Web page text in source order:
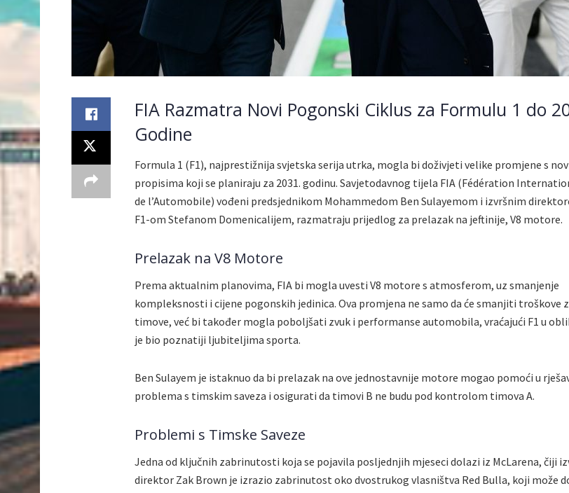
FIA Razmatra Novi Pogonski Ciklus za Formulu 1 do
Godine
Formula 1 (F1), najprestižnija svjetska serija utrka, mogla bi doživjeti velike promjene s
propisima koji se planiraju za 2031. godinu. Savjetodavnog tijela FIA (Fédération
de l’Automobile) vođeni predsjednikom Mohammedom Ben Sulayemom i izvršnim
F1-om Stefanom Domenicalijem, razmatraju prijedlog za prelazak na jeftinije, V8 motore.
Prelazak na V8 Motore
Prema aktualnim planovima, FIA bi mogla uvesti V8 motore s atmosferom, uz smanjenje
kompleksnosti i cijene pogonskih jedinica. Ova promjena ne samo da će smanjiti troškove
timove, već bi također mogla poboljšati zvuk i performanse automobila, vraćajući F1 u
je bio poznatiji ljubiteljima sporta.
Ben Sulayem je istaknuo da bi prelazak na ove jednostavnije motore mogao pomoći u
problema s timskim saveza i osigurati da timovi B ne budu pod kontrolom timova A.
Problemi s Timske Saveze
Jedna od ključnih zabrinutosti koja se pojavila posljednjih mjeseci dolazi iz McLarena, čiji
direktor Zak Brown je izrazio zabrinutost oko dvostrukog vlasništva Red Bulla, koji može